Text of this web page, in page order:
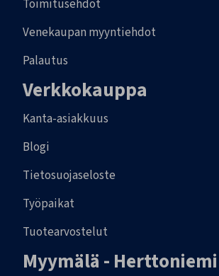
Toimitusehdot
Venekaupan myyntiehdot
Palautus
Verkkokauppa
Kanta-asiakkuus
Blogi
Tietosuojaseloste
Työpaikat
Tuotearvostelut
Myymälä - Herttoniemi